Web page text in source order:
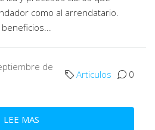
como al arrendatario.
de
Articulos 0
LEE MAS